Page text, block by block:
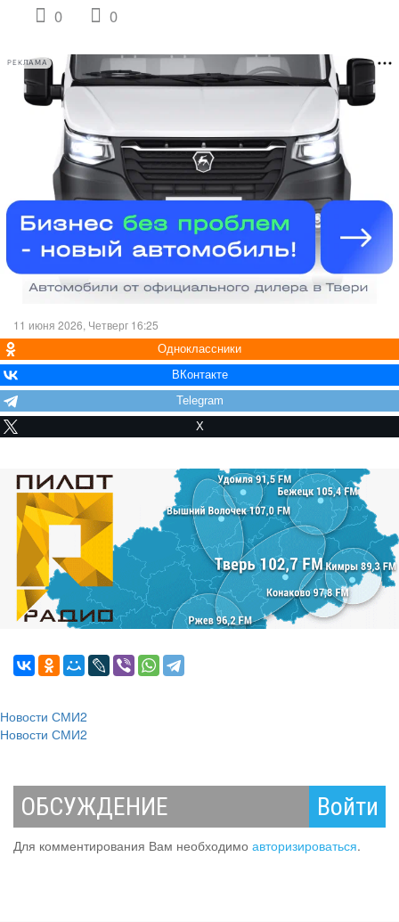
0 0
РЕКЛАМА
11 июня 2026, Четверг 16:25
Одноклассники
ВКонтакте
Telegram
X
Новости СМИ2
Новости СМИ2
ОБСУЖДЕНИЕ Войти
Для комментирования Вам необходимо авторизироваться.